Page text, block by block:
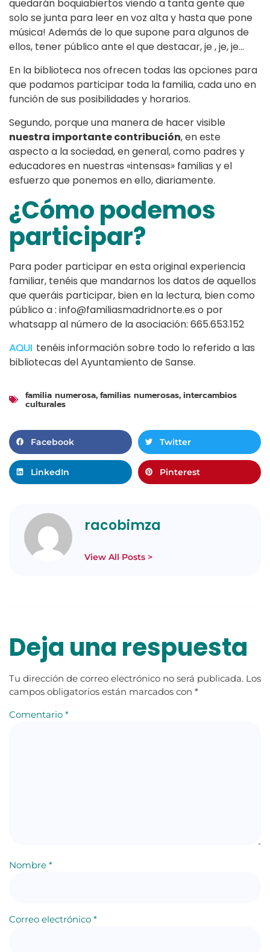
quedarán boquiabiertos viendo a tanta gente que
solo se junta para leer en voz alta y hasta que pone
música! Además de lo que supone para algunos de
ellos, tener público ante el que destacar, je , je, je…
En la biblioteca nos ofrecen todas las opciones para
que podamos participar toda la familia, cada uno en
función de sus posibilidades y horarios.
Segundo, porque una manera de hacer visible
nuestra importante contribución, en este
aspecto a la sociedad, en general, como padres y
educadores en nuestras «intensas» familias y el
esfuerzo que ponemos en ello, diariamente.
¿Cómo podemos
participar?
Para poder participar en esta original experiencia
familiar, tenéis que mandarnos los datos de aquellos
que queráis participar, bien en la lectura, bien como
público a : info@familiasmadridnorte.es o por
whatsapp al número de la asociación: 665.653.152
AQUI tenéis información sobre todo lo referido a las
bibliotecas del Ayuntamiento de Sanse.
familia numerosa, familias numerosas, intercambios
culturales
Facebook Twitter
LinkedIn Pinterest
racobimza
View All Posts >
Deja una respuesta
Tu dirección de correo electrónico no será publicada. Los
campos obligatorios están marcados con *
Comentario *
Nombre *
Correo electrónico *